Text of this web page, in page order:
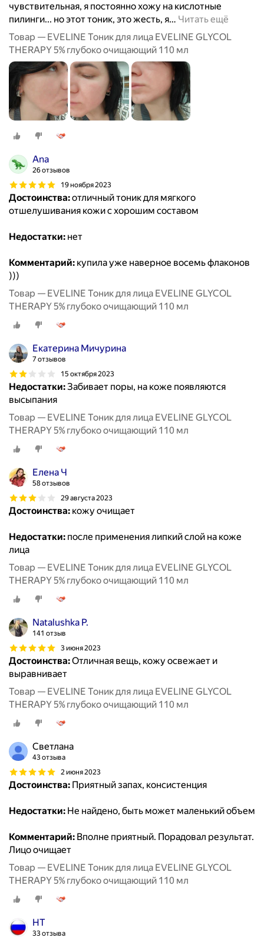
чувствительная, я постоянно хожу на кислотные
пилинги... но этот тоник, это жесть, я… Читать ещё
Товар — EVELINE Тоник для лица EVELINE GLYCOL
THERAPY 5% глубоко очищающий 110 мл
Ana
26 отзывов
19 ноября 2023
Достоинства:отличный тоник для мягкого
отшелушивания кожи с хорошим составом
Недостатки: нет
Комментарий: купила уже наверное восемь флаконов
)))
Товар — EVELINE Тоник для лица EVELINE GLYCOL
THERAPY 5% глубоко очищающий 110 мл
Екатерина Мичурина
7 отзывов
15 октября 2023
Недостатки:Забивает поры, на коже появляются
высыпания
Товар — EVELINE Тоник для лица EVELINE GLYCOL
THERAPY 5% глубоко очищающий 110 мл
Елена Ч
58 отзывов
29 августа 2023
Достоинства: кожу очищает
Недостатки: после применения липкий слой на коже
лица
Товар — EVELINE Тоник для лица EVELINE GLYCOL
THERAPY 5% глубоко очищающий 110 мл
Natalushka P.
141 отзыв
3 июня 2023
Достоинства:Отличная вещь, кожу освежает и
выравнивает
Товар — EVELINE Тоник для лица EVELINE GLYCOL
THERAPY 5% глубоко очищающий 110 мл
Светлана
43 отзыва
2 июня 2023
Достоинства: Приятный запах, консистенция
Недостатки: Не найдено, быть может маленький объем
Комментарий: Вполне приятный. Порадовал результат.
Лицо очищает
Товар — EVELINE Тоник для лица EVELINE GLYCOL
THERAPY 5% глубоко очищающий 110 мл
НТ
33 отзыва